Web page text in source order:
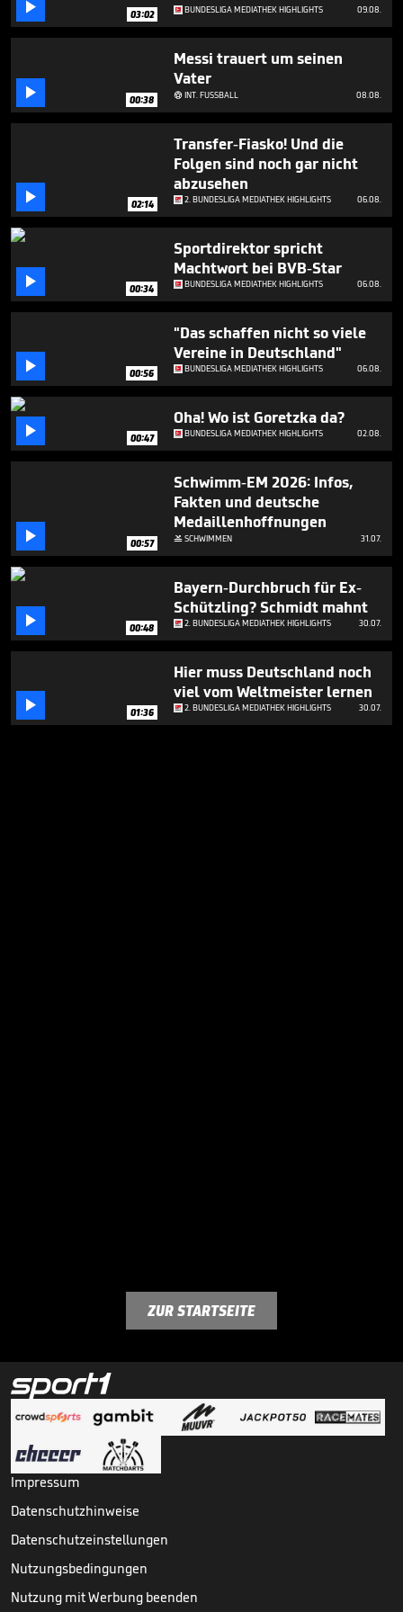
seconds
 03:02 BUNDESLIGA MEDIATHEK HIGHLIGHTS 09.08.
 00:38
Messi trauert um seinen
Vater
INT. FUSSBALL 08.08.
 02:14
Transfer-Fiasko! Und die
Folgen sind noch gar nicht
abzusehen
2. BUNDESLIGA MEDIATHEK HIGHLIGHTS 06.08.
 00:34
Sportdirektor spricht
Machtwort bei BVB-Star
BUNDESLIGA MEDIATHEK HIGHLIGHTS 06.08.
 00:56
"Das schaffen nicht so viele
Vereine in Deutschland"
BUNDESLIGA MEDIATHEK HIGHLIGHTS 06.08.
 00:47
Oha! Wo ist Goretzka da?
BUNDESLIGA MEDIATHEK HIGHLIGHTS 02.08.
 00:57
Schwimm-EM 2026: Infos,
Fakten und deutsche
Medaillenhoffnungen
SCHWIMMEN 31.07.
 00:48
Bayern-Durchbruch für Ex-
Schützling? Schmidt mahnt
2. BUNDESLIGA MEDIATHEK HIGHLIGHTS 30.07.
 01:36
Hier muss Deutschland noch
viel vom Weltmeister lernen
2. BUNDESLIGA MEDIATHEK HIGHLIGHTS 30.07.
ZUR STARTSEITE
Impressum
Datenschutzhinweise
Datenschutzeinstellungen
Nutzungsbedingungen
Nutzung mit Werbung beenden